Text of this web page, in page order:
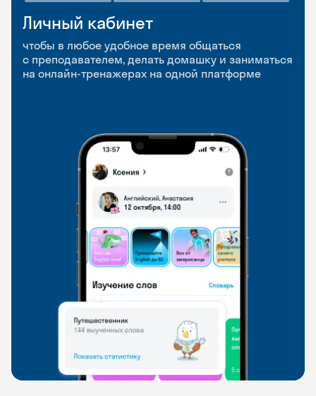
Личный кабинет
чтобы в любое удобное время общаться
с преподавателем, делать домашку и заниматься
на онлайн-тренажерах на одной платформе
Мобильное
приложение
чтобы заниматься и изучать новые слова где
и когда удобно
Разговорные клубы
и Talks
Групповые занятия для разговорной практики
и индивидуальные встречи с преподавателями